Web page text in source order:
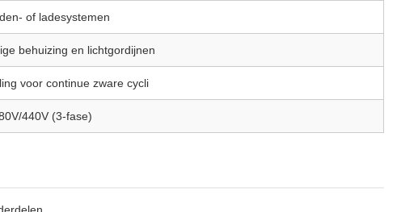
of ladesystemen
behuizing en lichtgordijnen
voor continue zware cycli
440V (3-fase)